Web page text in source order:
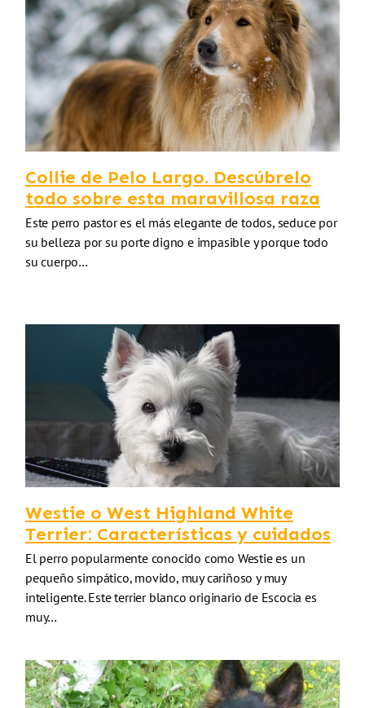
Collie de Pelo Largo. Descúbrelo
todo sobre esta maravillosa raza
Este perro pastor es el más elegante de todos, seduce por
su belleza por su porte digno e impasible y porque todo
su cuerpo…
Westie o West Highland White
Terrier: Características y cuidados
El perro popularmente conocido como Westie es un
pequeño simpático, movido, muy cariñoso y muy
inteligente. Este terrier blanco originario de Escocia es
muy…